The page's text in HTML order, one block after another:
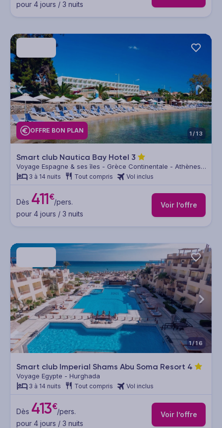
pour 4 jours / 3 nuits
OFFRE BON PLAN 1/13
Smart club Nautica Bay Hotel 3
Voyage Espagne & ses îles - Grèce Continentale - Athènes &
sa région
3 à 14 nuits Tout compris Vol inclus
Dès 411€/pers.
pour 4 jours / 3 nuits
Voir l’offre
1/16
Smart club Imperial Shams Abu Soma Resort 4
Voyage Egypte - Hurghada
3 à 14 nuits Tout compris Vol inclus
Dès 413€/pers.
pour 4 jours / 3 nuits
Voir l’offre